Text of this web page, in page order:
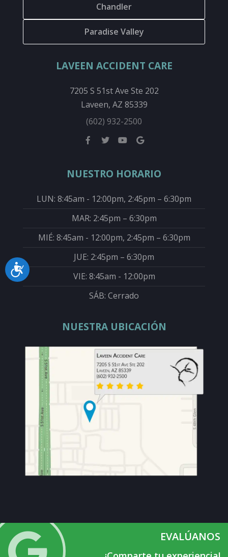
Accessibility
Chandler
Paradise Valley
LAVEEN ACCIDENT CARE
7205 S 51st Ave Ste 202
Laveen, AZ 85339
(602) 932-2500
NUESTRO HORARIO
LUN: 8:45am - 12:00pm, 2:45pm – 6:30pm
MAR: 2:45pm – 6:30pm
MIÉ: 8:45am - 12:00pm, 2:45pm – 6:30pm
JUE: 2:45pm – 6:30pm
VIE: 8:45am - 12:00pm
SÁB: Cerrado
NUESTRA UBICACIÓN
EVALÚANOS